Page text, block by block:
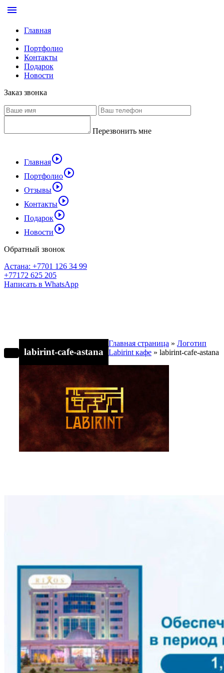
menu
Главная
Портфолио
Контакты
Подарок
Новости
Заказ звонка
Перезвонить мне
Главнаяplay_circle_outline
Портфолиоplay_circle_outline
Отзывыplay_circle_outline
Контактыplay_circle_outline
Подарокplay_circle_outline
Новостиplay_circle_outline
Обратный звонок
Астана: +7701 126 34 99
+77172 625 205
Написать в WhatsApp
labirint-cafe-astana
Главная страница » Логотип
Labirint кафе » labirint-cafe-astana